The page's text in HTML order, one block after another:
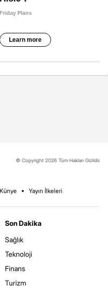
© Copyright 2026 Tüm Hakları Gizlidir.
Künye Yayın İlkeleri
Son Dakika
Sağlık
Teknoloji
Finans
Turizm